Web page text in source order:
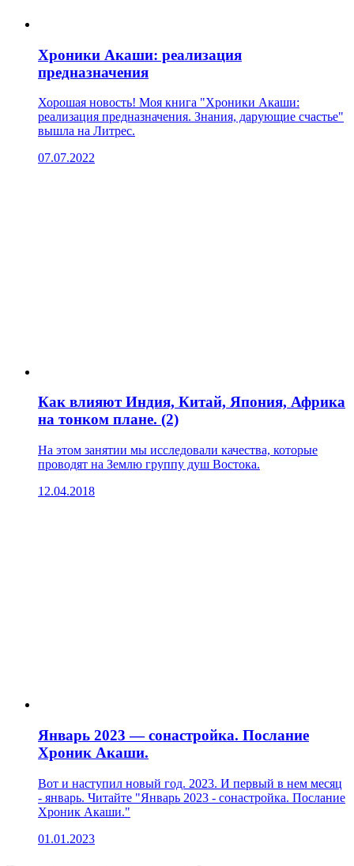
Хроники Акаши: реализация
предназначения
Хорошая новость! Моя книга "Хроники Акаши:
реализация предназначения. Знания, дарующие счастье"
вышла на Литрес.
07.07.2022
Как влияют Индия, Китай, Япония, Африка
на тонком плане. (2)
На этом занятии мы исследовали качества, которые
проводят на Землю группу душ Востока.
12.04.2018
Январь 2023 — сонастройка. Послание
Хроник Акаши.
Вот и наступил новый год. 2023. И первый в нем месяц
- январь. Читайте "Январь 2023 - сонастройка. Послание
Хроник Акаши."
01.01.2023